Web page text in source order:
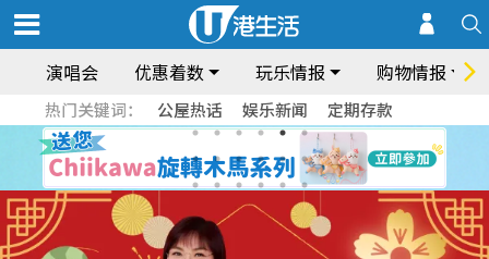
演唱会 优惠着数 玩乐情报 购物情报
热门关键词： 公屋热话 娱乐新闻 定期存款